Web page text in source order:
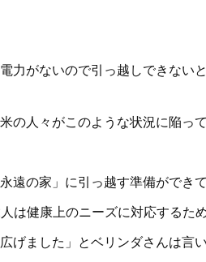
力がないので引っ越しできない
人々がこのような状況に陥って
の家」に引っ越す準備ができて
は健康上のニーズに対応するた
げました」とベリンダさんは言い